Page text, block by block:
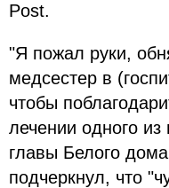
Post.
"Я пожал руки,
медсестер в
чтобы
лечении одного
главы Белого
подчеркнул, что